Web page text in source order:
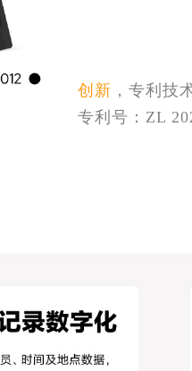
创新 ，专利技
专利号：ZL